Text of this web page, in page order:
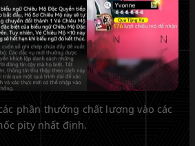
phần thưởng chất lượng vào các
pity nhất định.